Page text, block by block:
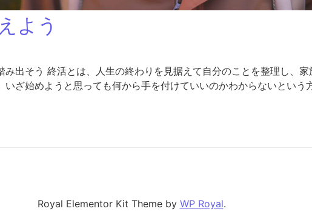
よう
出そう 終活とは、人生の終わりを見据えて自分のことを整理し、
いざ始めようと思っても何から手を付けていいのかわからないという
Royal Elementor Kit Theme by WP Royal.